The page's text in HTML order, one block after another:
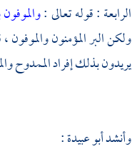
الرابعة : قوله تعالى :
ولكن البر المؤمنون والموفون ،
يريدون بذلك إفراد الممدوح
وأنشدأبو عبيدة: